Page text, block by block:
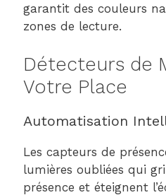
garantit des couleurs
zones de lecture.
Détecteurs de
Votre Place
Automatisation
Les capteurs de
lumières oubliées qui
présence et éteignent